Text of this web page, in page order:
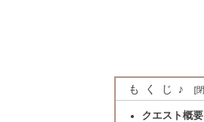
もくじ♪
クエスト概要